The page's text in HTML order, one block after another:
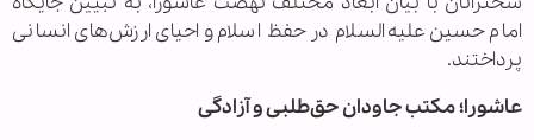
امام حسین علیه‌السلام در حفظ اسلام و احیای ارزش‌های انسانی
پرداختند.
عاشورا؛ مکتب جاودان حق‌طلبی و آزادگی